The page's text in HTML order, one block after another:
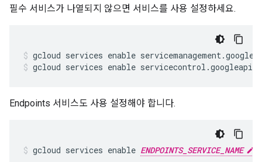
필수 서비스가 나열되지 않으면 서비스를 사용 설정하세요.
gcloud services enable
Endpoints 서비스도 사용 설정해야 합니다.
gcloud services enable ENDPOINTS_SERVICE_NAME